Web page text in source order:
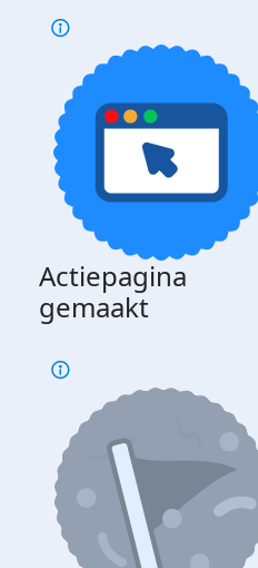
Actiepagina
gemaakt